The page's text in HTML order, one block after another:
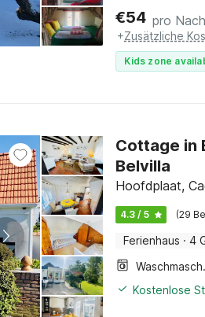
€54 pro
+Zusätzliche
Kids zone
Cottage in
Belvilla
Hoofdplaat,
4.3 / 5 (29
Ferienhaus · 4
Kostenlose